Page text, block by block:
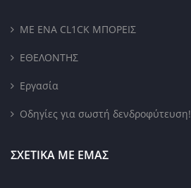
ΜΕ ΕΝΑ CL1CK ΜΠΟΡΕΙΣ
ΕΘΕΛΟΝΤΗΣ
Εργασία
Οδηγίες για σωστή δενδροφύτευση!
ΣΧΕΤΙΚΑ ΜΕ ΕΜΑΣ